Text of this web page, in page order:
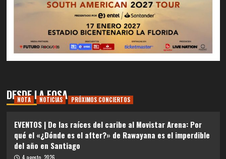
DESDE LA FOSA
NOTA NOTICIAS PRÓXIMOS CONCIERTOS
EVENTOS | De las raíces del caribe al Movistar Arena: Por
qué el «¿Dónde es el after?» de Rawayana es el imperdible
del año en Santiago
4 agosto, 2026